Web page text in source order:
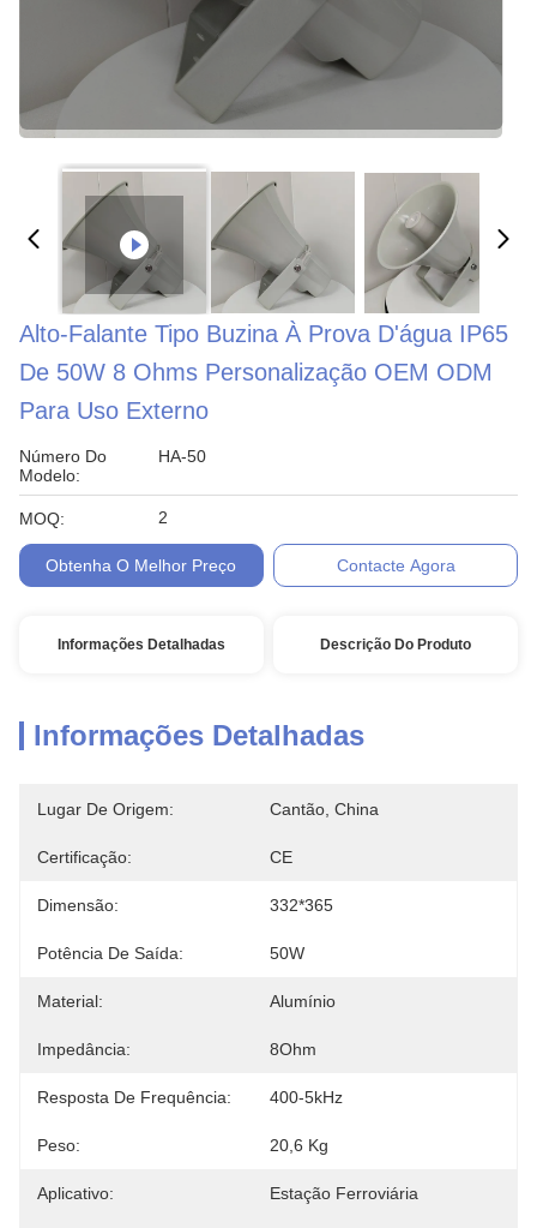
Alto-Falante Tipo Buzina À Prova D'água IP65
De 50W 8 Ohms Personalização OEM ODM
Para Uso Externo
Número Do
Modelo:
HA-50
MOQ: 2
Obtenha O Melhor Preço Contacte Agora
Informações Detalhadas Descrição Do Produto
Informações Detalhadas
Lugar De Origem: Cantão, China
Certificação: CE
Dimensão: 332*365
Potência De Saída: 50W
Material: Alumínio
Impedância: 8Ohm
Resposta De Frequência: 400-5kHz
Peso: 20,6 Kg
Aplicativo: Estação Ferroviária